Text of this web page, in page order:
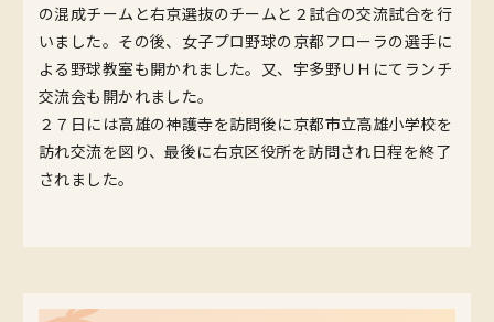
の混成チームと右京選抜のチームと２試合の交流試合を行
いました。その後、女子プロ野球の京都フローラの選手に
よる野球教室も開かれました。又、宇多野ＵＨにてランチ
交流会も開かれました。
２７日には高雄の神護寺を訪問後に京都市立高雄小学校を
訪れ交流を図り、最後に右京区役所を訪問され日程を終了
されました。